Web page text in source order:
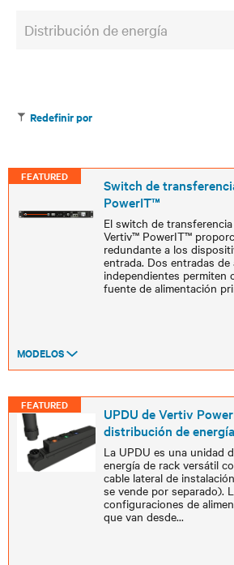
Distribución de energía
Redefinir por
FEATURED
Switch de
PowerIT™
El switch de
Vertiv™ PowerIT™
redundante a los
entrada. Dos entradas de
independientes permiten
fuente de alimentación
MODELOS
FEATURED
UPDU de Vertiv
distribución de
La UPDU es una unidad
energía de rack versátil
cable lateral de
se vende por separado).
configuraciones de
que van desde...